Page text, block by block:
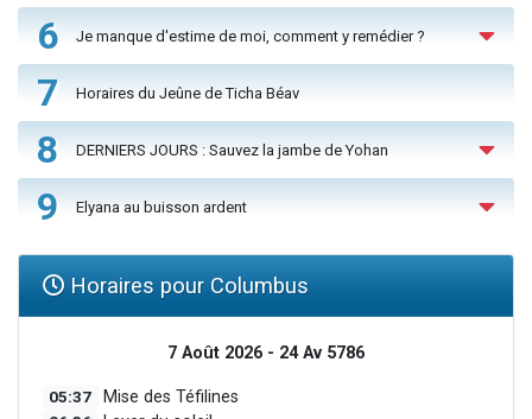
6 Je manque d'estime de moi, comment y remédier ?
7 Horaires du Jeûne de Ticha Béav
8 DERNIERS JOURS : Sauvez la jambe de Yohan
9 Elyana au buisson ardent
Horaires pour Columbus
7 Août 2026 - 24 Av 5786
05:37 Mise des Téfilines